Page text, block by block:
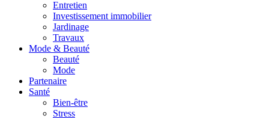
Entretien
Investissement immobilier
Jardinage
Travaux
Mode & Beauté
Beauté
Mode
Partenaire
Santé
Bien-être
Stress